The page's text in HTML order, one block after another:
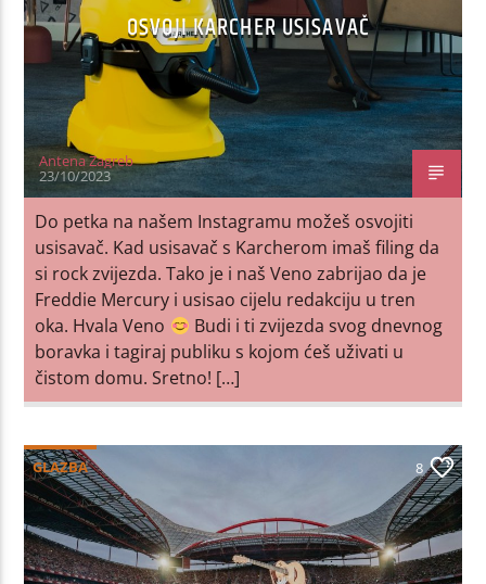
OSVOJI KARCHER USISAVAČ
Antena Zagreb
23/10/2023
Do petka na našem Instagramu možeš osvojiti
usisavač. Kad usisavač s Karcherom imaš filing da
si rock zvijezda. Tako je i naš Veno zabrijao da je
Freddie Mercury i usisao cijelu redakciju u tren
oka. Hvala Veno
Budi i ti zvijezda svog dnevnog
boravka i tagiraj publiku s kojom ćeš uživati u
čistom domu. Sretno! […]
GLAZBA 8